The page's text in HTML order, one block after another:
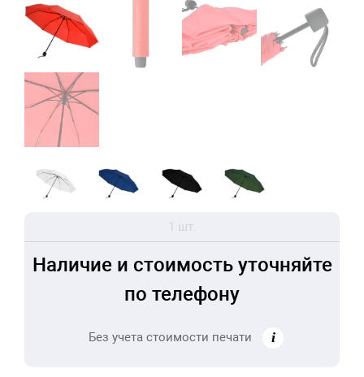
1 шт.
Наличие и стоимость уточняйте
по телефону
Без учета стоимости печати